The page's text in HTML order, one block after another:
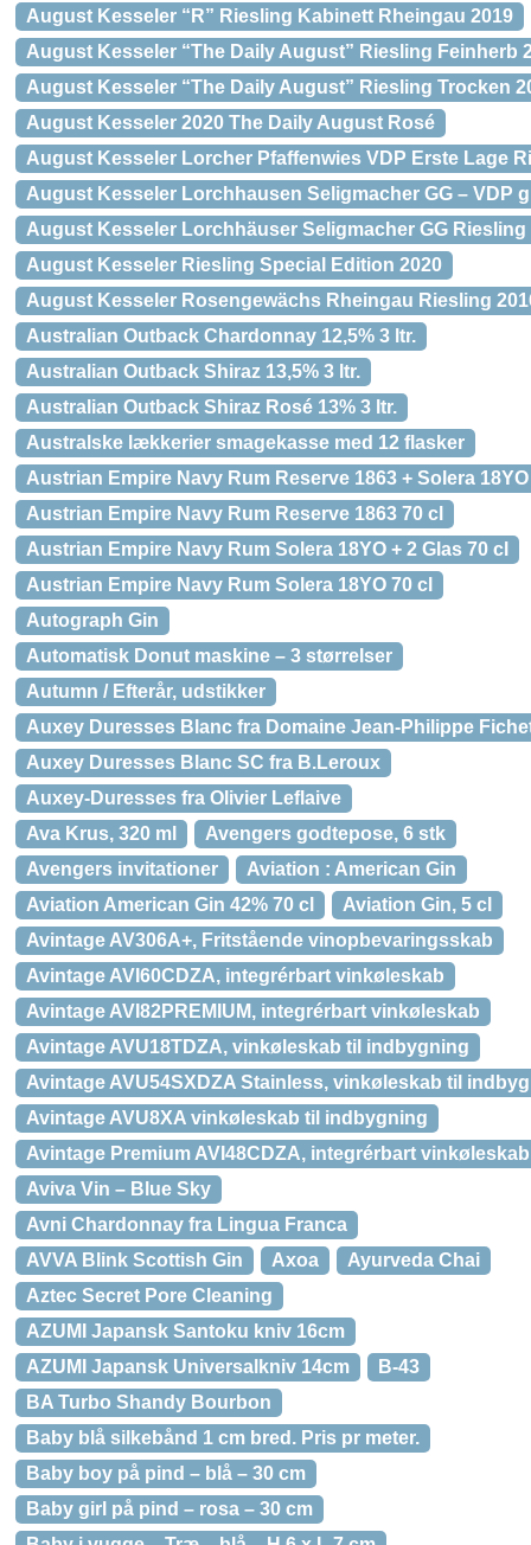
August Kesseler “R” Riesling Kabinett Rheingau 2019
August Kesseler “The Daily August” Riesling Feinherb
August Kesseler “The Daily August” Riesling Trocken
August Kesseler 2020 The Daily August Rosé
August Kesseler Lorcher Pfaffenwies VDP Erste Lage
August Kesseler Lorchhausen Seligmacher GG – VDP
August Kesseler Lorchhäuser Seligmacher GG Riesling
August Kesseler Riesling Special Edition 2020
August Kesseler Rosengewächs Rheingau Riesling
Australian Outback Chardonnay 12,5% 3 ltr.
Australian Outback Shiraz 13,5% 3 ltr.
Australian Outback Shiraz Rosé 13% 3 ltr.
Australske lækkerier smagekasse med 12 flasker
Austrian Empire Navy Rum Reserve 1863 + Solera
Austrian Empire Navy Rum Reserve 1863 70 cl
Austrian Empire Navy Rum Solera 18YO + 2 Glas 70 cl
Austrian Empire Navy Rum Solera 18YO 70 cl
Autograph Gin
Automatisk Donut maskine – 3 størrelser
Autumn / Efterår, udstikker
Auxey Duresses Blanc fra Domaine Jean-Philippe
Auxey Duresses Blanc SC fra B.Leroux
Auxey-Duresses fra Olivier Leflaive
Ava Krus, 320 ml
Avengers godtepose, 6 stk
Avengers invitationer
Aviation : American Gin
Aviation American Gin 42% 70 cl
Aviation Gin, 5 cl
Avintage AV306A+, Fritstående vinopbevaringsskab
Avintage AVI60CDZA, integrérbart vinkøleskab
Avintage AVI82PREMIUM, integrérbart vinkøleskab
Avintage AVU18TDZA, vinkøleskab til indbygning
Avintage AVU54SXDZA Stainless, vinkøleskab til
Avintage AVU8XA vinkøleskab til indbygning
Avintage Premium AVI48CDZA, integrérbart vinkøleskab
Aviva Vin – Blue Sky
Avni Chardonnay fra Lingua Franca
AVVA Blink Scottish Gin
Axoa
Ayurveda Chai
Aztec Secret Pore Cleaning
AZUMI Japansk Santoku kniv 16cm
AZUMI Japansk Universalkniv 14cm
B-43
BA Turbo Shandy Bourbon
Baby blå silkebånd 1 cm bred. Pris pr meter.
Baby boy på pind – blå – 30 cm
Baby girl på pind – rosa – 30 cm